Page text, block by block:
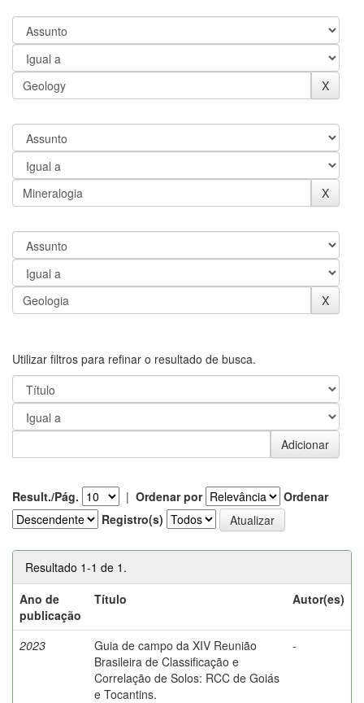
Utilizar filtros para refinar o resultado de busca.
Result./Pág. | Ordenar por
Ordenar
Registro(s)
Resultado 1-1 de 1.
Ano de
publicação
Título Autor(es)
2023
Guia de campo da XIV Reunião
Brasileira de Classificação e
Correlação de Solos: RCC de Goiás
e Tocantins.
-